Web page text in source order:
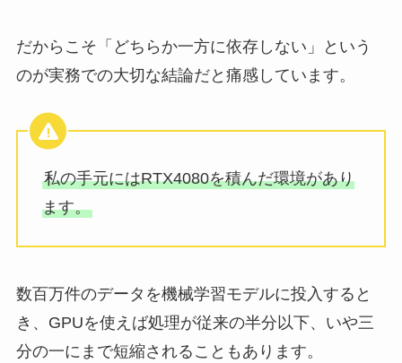
だからこそ「どちらか一方に依存しない」という
のが実務での大切な結論だと痛感しています。
私の手元にはRTX4080を積んだ環境があり
ます。
数百万件のデータを機械学習モデルに投入すると
き、GPUを使えば処理が従来の半分以下、いや三
分の一にまで短縮されることもあります。